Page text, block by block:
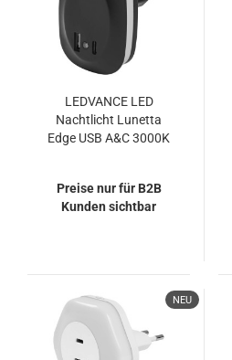
LEDVANCE LED
Nachtlicht Lunetta
Edge USB A&C 3000K
Preise nur für B2B
Kunden sichtbar
NEU